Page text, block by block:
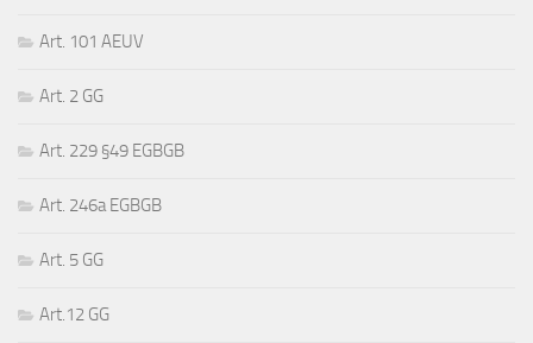
Art. 101 AEUV
Art. 2 GG
Art. 229 §49 EGBGB
Art. 246a EGBGB
Art. 5 GG
Art.12 GG